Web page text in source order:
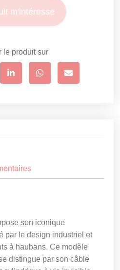
m'intéresse
le produit sur
son iconique
par le design industriel et
à haubans. Ce modèle
distingue par son câble